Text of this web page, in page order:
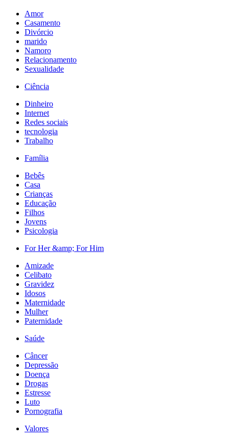
Amor
Casamento
Divórcio
marido
Namoro
Relacionamento
Sexualidade
Ciência
Dinheiro
Internet
Redes sociais
tecnologia
Trabalho
Família
Bebês
Casa
Crianças
Educação
Filhos
Jovens
Psicologia
For Her &amp; For Him
Amizade
Celibato
Gravidez
Idosos
Maternidade
Mulher
Paternidade
Saúde
Câncer
Depressão
Doença
Drogas
Estresse
Luto
Pornografia
Valores